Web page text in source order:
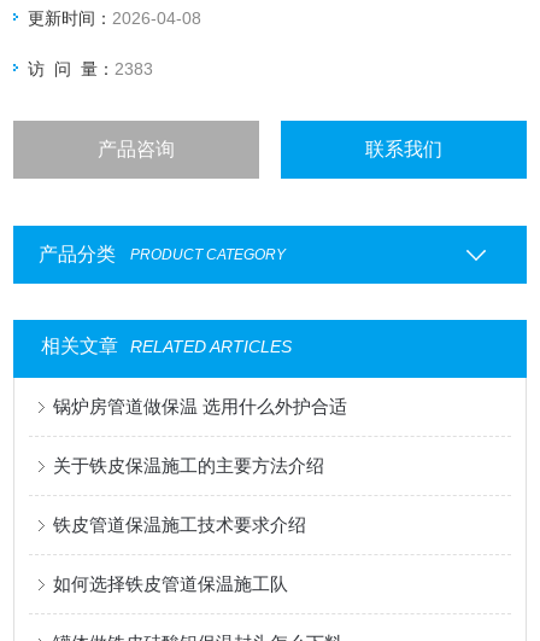
更新时间： 2026-04-08
访 问 量： 2383
产品咨询 联系我们
产品分类 PRODUCT CATEGORY
相关文章 RELATED ARTICLES
锅炉房管道做保温 选用什么外护合适
关于铁皮保温施工的主要方法介绍
铁皮管道保温施工技术要求介绍
如何选择铁皮管道保温施工队